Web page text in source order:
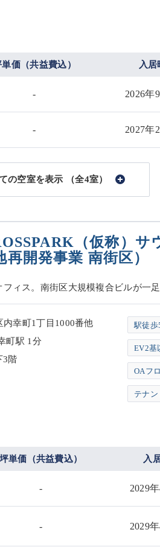
価（共益費込） 入居
- 2026年
- 2027年
（全4室）
（仮称）サ
開発事業 南街区）
ィス。南街区大規模複合ビルが一足
内幸町1丁目1000番他
町駅 1分
3階
駅徒歩
EV2基
OAフ
テナ
単価（共益費込） 入
- 2029
- 2029